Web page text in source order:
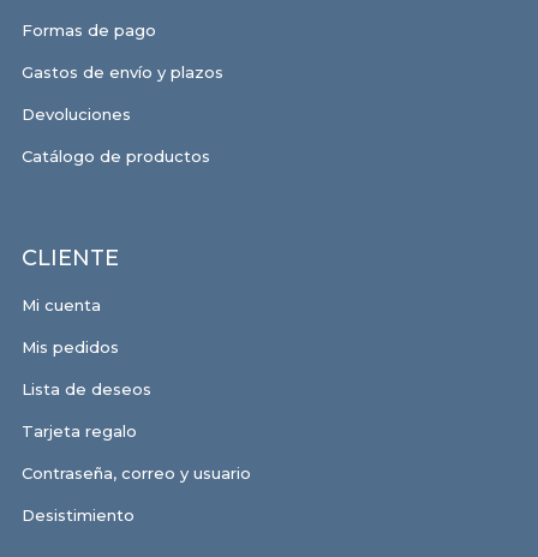
Formas de pago
Gastos de envío y plazos
Devoluciones
Catálogo de productos
CLIENTE
Mi cuenta
Mis pedidos
Lista de deseos
Tarjeta regalo
Contraseña, correo y usuario
Desistimiento